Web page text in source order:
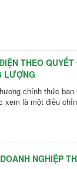
THEO
LƯỢNG
chính thức
xem là một điều
NGHIỆP